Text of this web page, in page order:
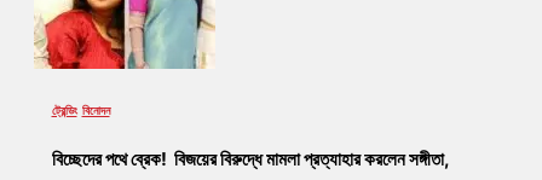
ট্রেন্ডিং বিনোদন
বিচ্ছেদের পথে ব্রেক! বিজয়ের বিরুদ্ধে মামলা প্রত্যাহার করলেন সঙ্গীতা,